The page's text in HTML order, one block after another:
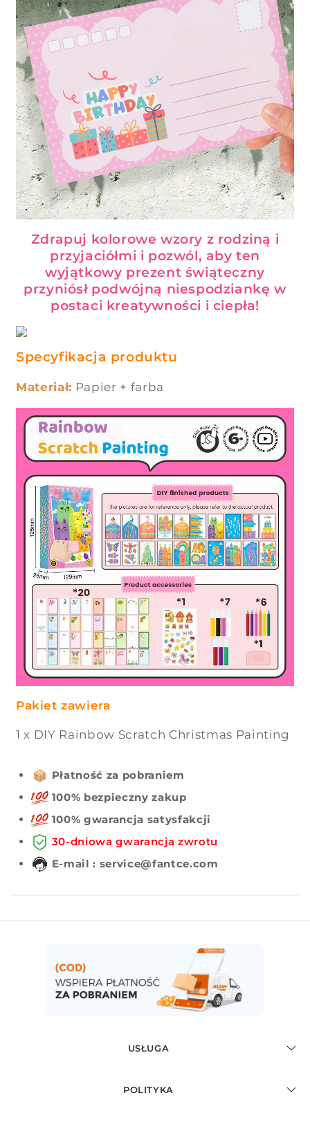
Zdrapuj kolorowe wzory z rodziną i
przyjaciółmi i pozwól, aby ten
wyjątkowy prezent świąteczny
przyniósł podwójną niespodziankę w
postaci kreatywności i ciepła!
Specyfikacja produktu
Materiał: Papier + farba
Pakiet zawiera
1 x DIY Rainbow Scratch Christmas Painting
Płatność za pobraniem
100% bezpieczny zakup
100% gwarancja satysfakcji
30-dniowa gwarancja zwrotu
E-mail : service@fantce.com
USŁUGA
POLITYKA